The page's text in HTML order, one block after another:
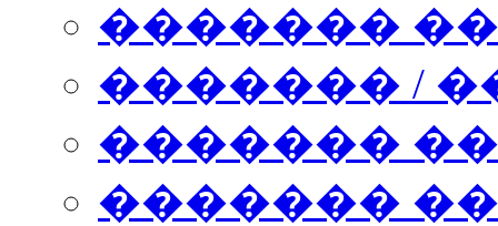
�������
������� /
�������
������� ���